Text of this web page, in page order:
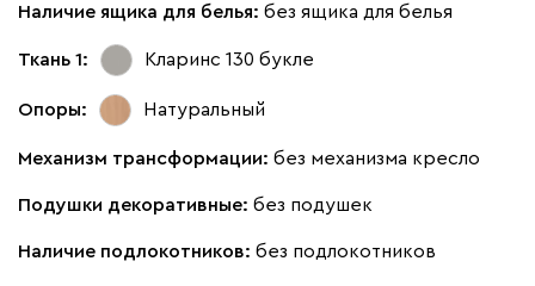
Наличие ящика для белья: без ящика для белья
Ткань 1: Кларинс 130 букле
Опоры: Натуральный
Механизм трансформации: без механизма кресло
Подушки декоративные: без подушек
Наличие подлокотников: без подлокотников